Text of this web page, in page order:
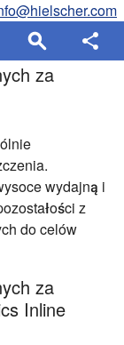
za
wydajną i
z
do celów
za
Inline